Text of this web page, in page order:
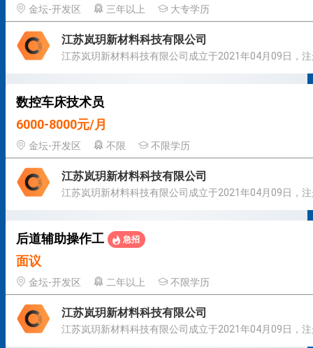
金坛-开发区 三年以上 大专学历
江苏岚玥新材料科技有限公司
数控车床技术员
6000-8000元/月
金坛-开发区 不限 不限学历
江苏岚玥新材料科技有限公司
后道辅助操作工 急招
面议
金坛-开发区 二年以上 不限学历
江苏岚玥新材料科技有限公司